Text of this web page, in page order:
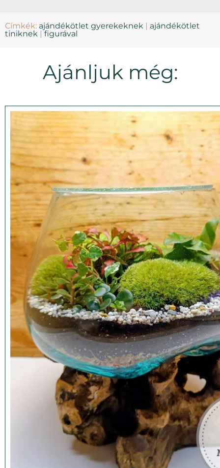
Címkék: ajándékötlet gyerekeknek
ajándékötlet
tiniknek
figurával
Ajánljuk még: